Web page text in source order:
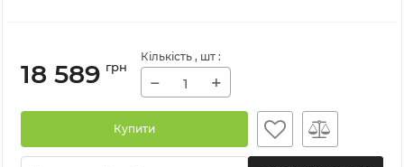
18 589 грн
Кількість , шт :
− +
Купити